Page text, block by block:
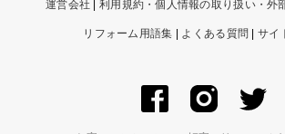
運営会社 | 利用規約・個人情報の取り扱い・外
リフォーム用語集 | よくある質問 | サイ